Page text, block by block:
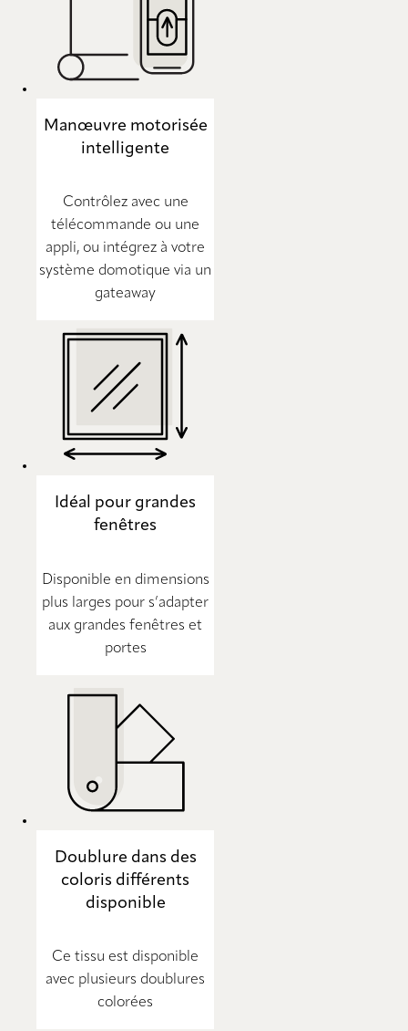
Manœuvre motorisée
intelligente
Contrôlez avec une
télécommande ou une
appli, ou intégrez à votre
système domotique via un
gateaway
Idéal pour grandes
fenêtres
Disponible en dimensions
plus larges pour s’adapter
aux grandes fenêtres et
portes
Doublure dans des
coloris différents
disponible
Ce tissu est disponible
avec plusieurs doublures
colorées